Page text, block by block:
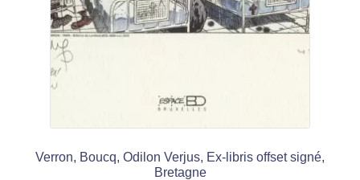
Verron, Boucq, Odilon Verjus, Ex-libris offset signé,
Bretagne